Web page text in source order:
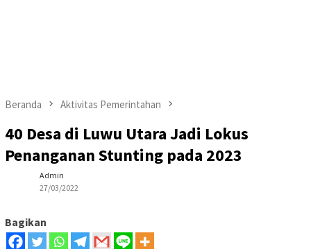
Beranda Aktivitas Pemerintahan
40 Desa di Luwu Utara Jadi Lokus
Penanganan Stunting pada 2023
Admin
27/03/2022
Bagikan